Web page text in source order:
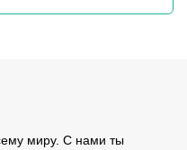
миру. С нами ты